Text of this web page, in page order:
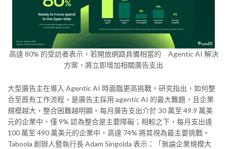
高達 80% 的受訪者表示，若開放網路具備相當的 Agentic AI 解決
方案，將立即增加相關廣告支出
大型廣告主在導入 Agentic AI 時面臨更高挑戰。研究指出，如何整
合至既有工作流程，是廣告主採用 agentic AI 的最大難題，且企業
規模越大，整合困難越明顯。每月廣告支出介於 30 萬至 49.9 萬美
元的企業中，僅 9% 認為整合是主要障礙；相較之下，每月支出達
100 萬至 490 萬美元的企業中，高達 74% 將其視為最主要挑戰。
Taboola 創辦人暨執行長 Adam Singolda 表示：「無論企業規模大